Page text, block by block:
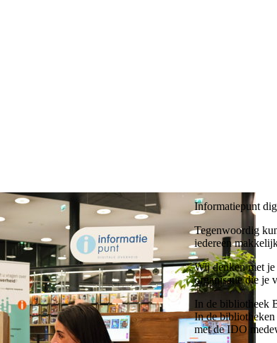
Informatiepunt
Tegenwoordig
iedereen
Wij denken met
organisatie die je
In de bibliotheek
In de
met de IDO